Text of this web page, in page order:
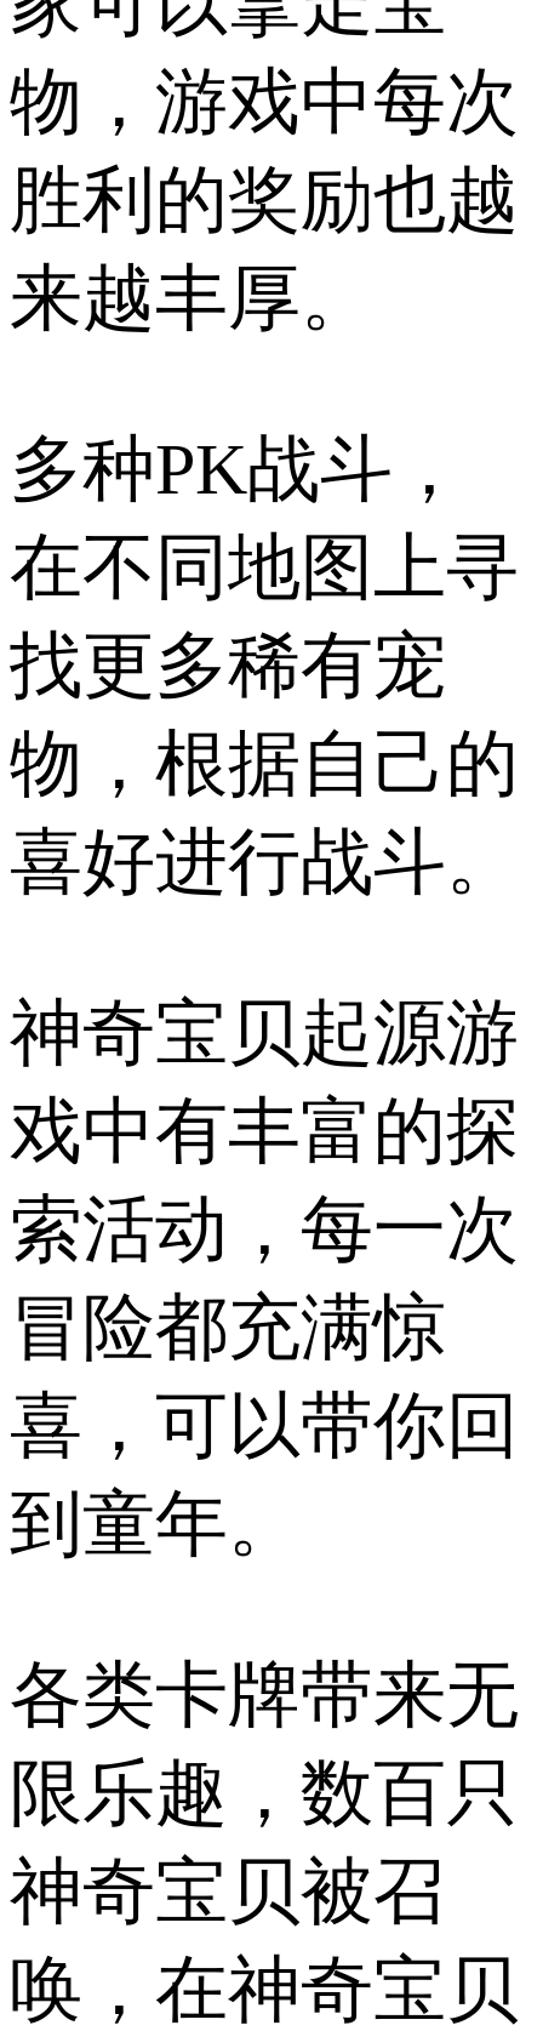
物，游戏中每次
胜利的奖励也越
来越丰厚。
多种PK战斗，
在不同地图上寻
找更多稀有宠
物，根据自己的
喜好进行战斗。
神奇宝贝起源游
戏中有丰富的探
索活动，每一次
冒险都充满惊
喜，可以带你回
到童年。
各类卡牌带来无
限乐趣，数百只
神奇宝贝被召
唤，在神奇宝贝